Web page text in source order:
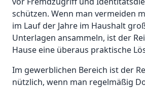
schützen. Wenn man vermeiden
im Lauf der Jahre im Haushalt
Unterlagen ansammeln, ist der
Hause eine überaus praktische
Im gewerblichen Bereich ist der
nützlich, wenn man regelmäßig